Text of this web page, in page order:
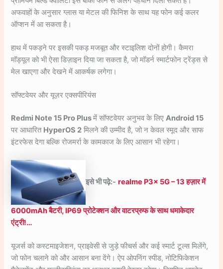
अफवाहों के अनुसार ग्लास या मेटल की फिनिश के साथ यह फोन कई कलर
ऑप्शन में आ सकता है।
हाथ में पकड़ने पर इसकी पकड़ मजबूत और स्टाइलिश दोनों होगी। कैमरा
मॉड्यूल को भी ऐसा डिज़ाइन दिया जा सकता है, जो मॉडर्न स्मार्टफोन ट्रेंड्स से
मेल खाएगा और देखने में आकर्षक लगेगा।
सॉफ्टवेयर और यूज़र एक्सपीरियंस
Redmi Note 15 Pro Plusमें सॉफ्टवेयर अनुभव के लिएAndroid 15
पर आधारित HyperOS 2 मिलने की उम्मीद है, जो न केवल स्मूद और साफ
इंटरफेस देगा बल्कि रोजमर्रा के कामकाज के लिए आसान भी रहेगा।
इसे भी पढ़े:- realme P3x 5G – 13 हज़ार में
6000mAh बैटरी, IP69 प्रोटेक्शन और वाटरप्रुफ के साथ धमाकेदार
एंट्री!…
यूजर्स को कस्टमाइजेशन, प्राइवेसी से जुड़े फीचर्स और कई स्मार्ट टूल्स मिलेंगे,
जो फोन चलाने को और आसान बना देंगे। ऐप ओपनिंग स्पीड, नोटिफिकेशन